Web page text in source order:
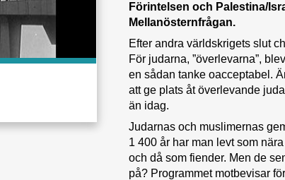
Förintelsen och Palestina/
Mellanösternfrågan.
Efter andra världskrigets slut
För judarna, ”överlevarna”,
en sådan tanke oacceptabel.
att ge plats åt överlevande
än idag.
Judarnas och muslimernas
1 400 år har man levt som
och då som fiender. Men de
på? Programmet motbevisar